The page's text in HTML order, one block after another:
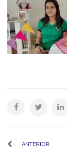
ANTERIOR